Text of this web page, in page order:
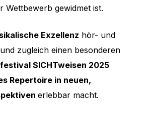
Wettbewerb gewidmet ist.
Exzellenz hör- und
zugleich einen besonderen
SICHTweisen 2025
Repertoire in neuen,
erlebbar macht.